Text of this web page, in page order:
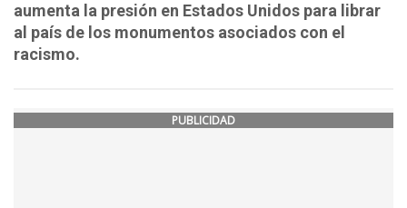
aumenta la presión en Estados Unidos para librar
al país de los monumentos asociados con el
racismo.
PUBLICIDAD